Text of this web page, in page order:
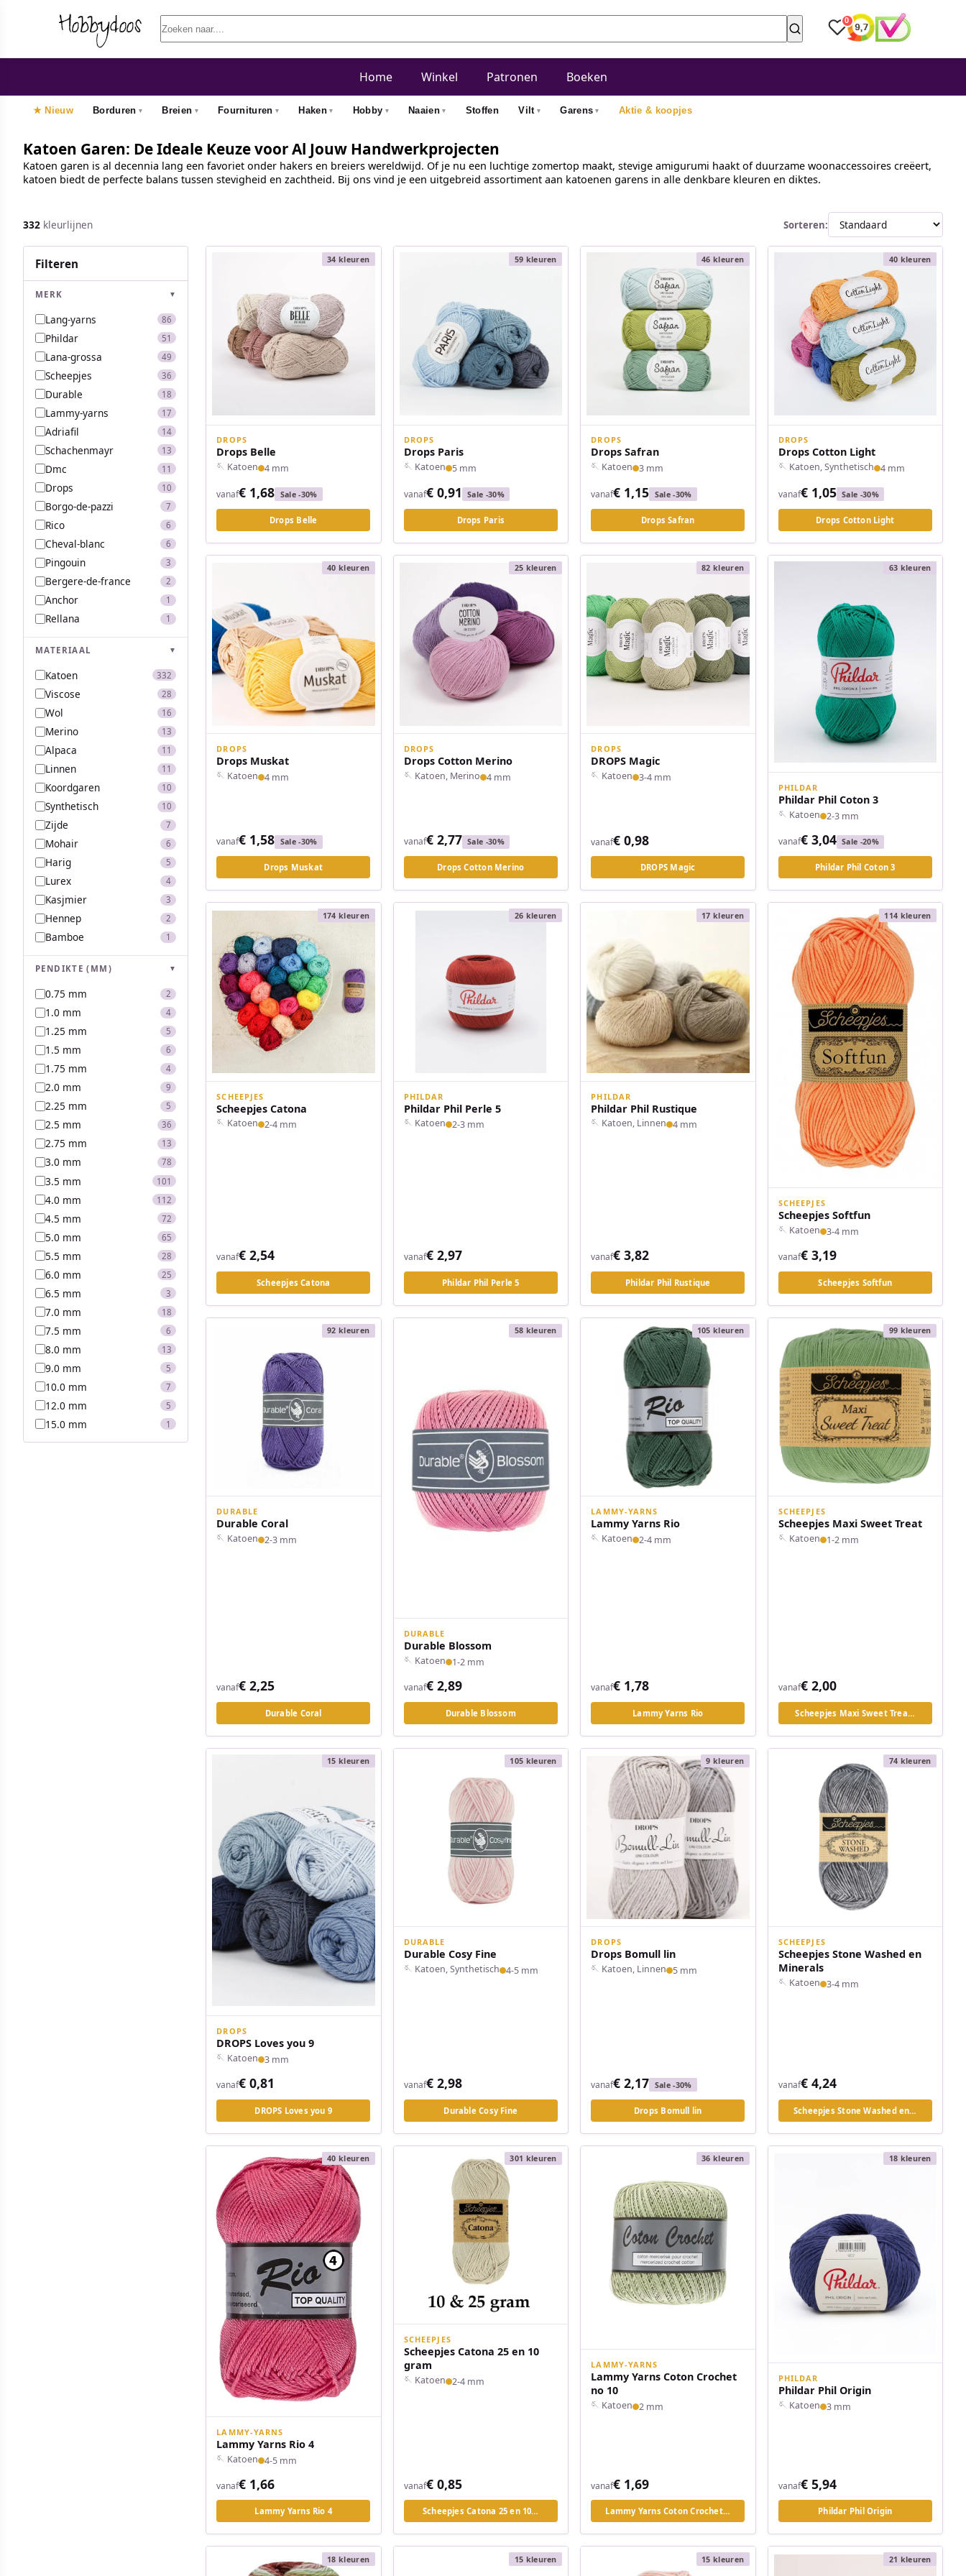
0
Home Winkel Patronen Boeken
★ Nieuw Borduren Breien Fournituren Haken Hobby Naaien Stoffen Vilt Garens Aktie & koopjes
Katoen Garen: De Ideale Keuze voor Al Jouw Handwerkprojecten
Katoen garen is al decennia lang een favoriet onder hakers en breiers wereldwijd. Of je nu een luchtige zomertop maakt, stevige amigurumi haakt of duurzame woonaccessoires creëert,
katoen biedt de perfecte balans tussen stevigheid en zachtheid. Bij ons vind je een uitgebreid assortiment aan katoenen garens in alle denkbare kleuren en diktes.
332 kleurlijnen Sorteren:
Filteren
MERK ▼
Lang-yarns 86
Phildar 51
Lana-grossa 49
Scheepjes 36
Durable 18
Lammy-yarns 17
Adriafil 14
Schachenmayr 13
Dmc 11
Drops 10
Borgo-de-pazzi 7
Rico 6
Cheval-blanc 6
Pingouin 3
Bergere-de-france 2
Anchor 1
Rellana 1
MATERIAAL ▼
Katoen 332
Viscose 28
Wol 16
Merino 13
Alpaca 11
Linnen 11
Koordgaren 10
Synthetisch 10
Zijde 7
Mohair 6
Harig 5
Lurex 4
Kasjmier 3
Hennep 2
Bamboe 1
PENDIKTE (MM) ▼
0.75 mm 2
1.0 mm 4
1.25 mm 5
1.5 mm 6
1.75 mm 4
2.0 mm 9
2.25 mm 5
2.5 mm 36
2.75 mm 13
3.0 mm 78
3.5 mm 101
4.0 mm 112
4.5 mm 72
5.0 mm 65
5.5 mm 28
6.0 mm 25
6.5 mm 3
7.0 mm 18
7.5 mm 6
8.0 mm 13
9.0 mm 5
10.0 mm 7
12.0 mm 5
15.0 mm 1
34 kleuren
DROPS
Drops Belle
🪡 Katoen 4 mm
vanaf€ 1,68 Sale -30%
Drops Belle
59 kleuren
DROPS
Drops Paris
🪡 Katoen 5 mm
vanaf€ 0,91 Sale -30%
Drops Paris
46 kleuren
DROPS
Drops Safran
🪡 Katoen 3 mm
vanaf€ 1,15 Sale -30%
Drops Safran
40 kleuren
DROPS
Drops Cotton Light
🪡 Katoen, Synthetisch 4 mm
vanaf€ 1,05 Sale -30%
Drops Cotton Light
40 kleuren
DROPS
Drops Muskat
🪡 Katoen 4 mm
vanaf€ 1,58 Sale -30%
Drops Muskat
25 kleuren
DROPS
Drops Cotton Merino
🪡 Katoen, Merino 4 mm
vanaf€ 2,77 Sale -30%
Drops Cotton Merino
82 kleuren
DROPS
DROPS Magic
🪡 Katoen 3-4 mm
vanaf€ 0,98
DROPS Magic
63 kleuren
PHILDAR
Phildar Phil Coton 3
🪡 Katoen 2-3 mm
vanaf€ 3,04 Sale -20%
Phildar Phil Coton 3
174 kleuren
SCHEEPJES
Scheepjes Catona
🪡 Katoen 2-4 mm
vanaf€ 2,54
Scheepjes Catona
26 kleuren
PHILDAR
Phildar Phil Perle 5
🪡 Katoen 2-3 mm
vanaf€ 2,97
Phildar Phil Perle 5
17 kleuren
PHILDAR
Phildar Phil Rustique
🪡 Katoen, Linnen 4 mm
vanaf€ 3,82
Phildar Phil Rustique
114 kleuren
SCHEEPJES
Scheepjes Softfun
🪡 Katoen 3-4 mm
vanaf€ 3,19
Scheepjes Softfun
92 kleuren
DURABLE
Durable Coral
🪡 Katoen 2-3 mm
vanaf€ 2,25
Durable Coral
58 kleuren
DURABLE
Durable Blossom
🪡 Katoen 1-2 mm
vanaf€ 2,89
Durable Blossom
105 kleuren
LAMMY-YARNS
Lammy Yarns Rio
🪡 Katoen 2-4 mm
vanaf€ 1,78
Lammy Yarns Rio
99 kleuren
SCHEEPJES
Scheepjes Maxi Sweet Treat
🪡 Katoen 1-2 mm
vanaf€ 2,00
Scheepjes Maxi Sweet Trea…
15 kleuren
DROPS
DROPS Loves you 9
🪡 Katoen 3 mm
vanaf€ 0,81
DROPS Loves you 9
105 kleuren
DURABLE
Durable Cosy Fine
🪡 Katoen, Synthetisch 4-5 mm
vanaf€ 2,98
Durable Cosy Fine
9 kleuren
DROPS
Drops Bomull lin
🪡 Katoen, Linnen 5 mm
vanaf€ 2,17 Sale -30%
Drops Bomull lin
74 kleuren
SCHEEPJES
Scheepjes Stone Washed en
Minerals
🪡 Katoen 3-4 mm
vanaf€ 4,24
Scheepjes Stone Washed en…
40 kleuren
LAMMY-YARNS
Lammy Yarns Rio 4
🪡 Katoen 4-5 mm
vanaf€ 1,66
Lammy Yarns Rio 4
301 kleuren
SCHEEPJES
Scheepjes Catona 25 en 10
gram
🪡 Katoen 2-4 mm
vanaf€ 0,85
Scheepjes Catona 25 en 10…
36 kleuren
LAMMY-YARNS
Lammy Yarns Coton Crochet
no 10
🪡 Katoen 2 mm
vanaf€ 1,69
Lammy Yarns Coton Crochet…
18 kleuren
PHILDAR
Phildar Phil Origin
🪡 Katoen 3 mm
vanaf€ 5,94
Phildar Phil Origin
18 kleuren 15 kleuren 15 kleuren 21 kleuren